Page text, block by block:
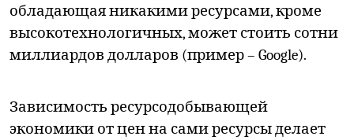
обладающая никакими ресурсами, кроме
высокотехнологичных, может стоить сотни
миллиардов долларов (пример – Google).
Зависимость ресурсодобывающей
экономики от цен на сами ресурсы делает